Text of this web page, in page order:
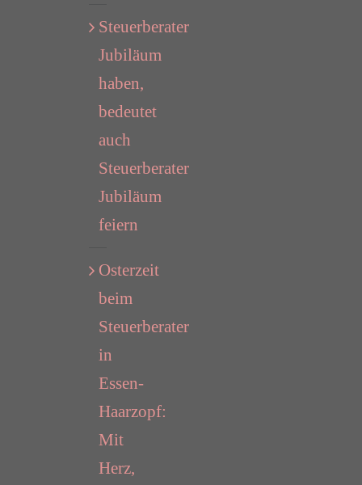
Steuerberater
Jubiläum
haben,
bedeutet
auch
Steuerberater
Jubiläum
feiern
Osterzeit
beim
Steuerberater
in
Essen-
Haarzopf:
Mit
Herz,